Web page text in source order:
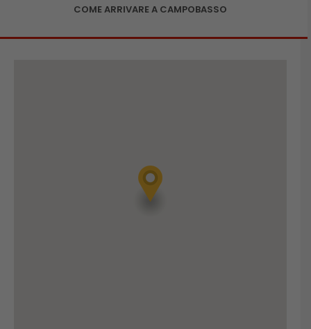
COME ARRIVARE A CAMPOBASSO